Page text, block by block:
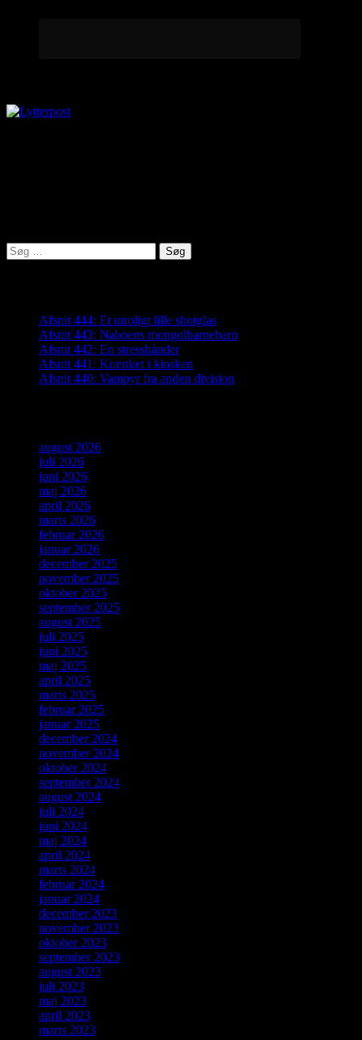
Søg
efter:
Afsnit 444: Et utroligt lille shotglas
Afsnit 443: Naboens mongolbarnebarn
Afsnit 442: En stresshånder
Afsnit 441: Krænket i kiosken
Afsnit 440: Vampyr fra anden division
august 2026
juli 2026
juni 2026
maj 2026
april 2026
marts 2026
februar 2026
januar 2026
december 2025
november 2025
oktober 2025
september 2025
august 2025
juli 2025
juni 2025
maj 2025
april 2025
marts 2025
februar 2025
januar 2025
december 2024
november 2024
oktober 2024
september 2024
august 2024
juli 2024
juni 2024
maj 2024
april 2024
marts 2024
februar 2024
januar 2024
december 2023
november 2023
oktober 2023
september 2023
august 2023
juli 2023
maj 2023
april 2023
marts 2023